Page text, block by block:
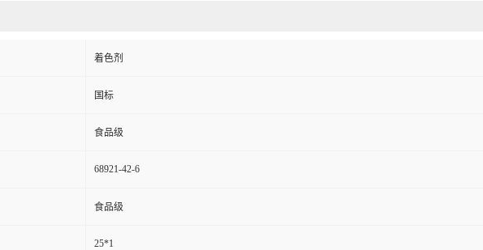
着色剂
国标
食品级
68921-42-6
食品级
25*1